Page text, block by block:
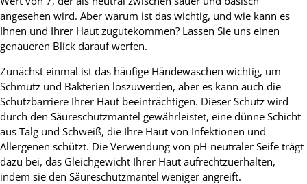
angesehen wird. Aber warum ist das wichtig, und wie kann es
Ihnen und Ihrer Haut zugutekommen? Lassen Sie uns einen
genaueren Blick darauf werfen.
Zunächst einmal ist das häufige Händewaschen wichtig, um
Schmutz und Bakterien loszuwerden, aber es kann auch die
Schutzbarriere Ihrer Haut beeinträchtigen. Dieser Schutz wird
durch den Säureschutzmantel gewährleistet, eine dünne Schicht
aus Talg und Schweiß, die Ihre Haut von Infektionen und
Allergenen schützt. Die Verwendung von pH-neutraler Seife trägt
dazu bei, das Gleichgewicht Ihrer Haut aufrechtzuerhalten,
indem sie den Säureschutzmantel weniger angreift.